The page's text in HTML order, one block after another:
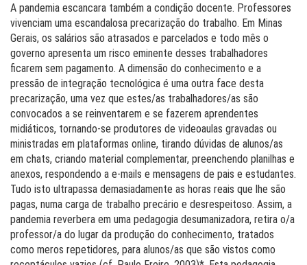
A pandemia escancara também a condição docente. Professores
vivenciam uma escandalosa precarização do trabalho. Em Minas
Gerais, os salários são atrasados e parcelados e todo mês o
governo apresenta um risco eminente desses trabalhadores
ficarem sem pagamento. A dimensão do conhecimento e a
pressão de integração tecnológica é uma outra face desta
precarização, uma vez que estes/as trabalhadores/as são
convocados a se reinventarem e se fazerem aprendentes
midiáticos, tornando-se produtores de videoaulas gravadas ou
ministradas em plataformas online, tirando dúvidas de alunos/as
em chats, criando material complementar, preenchendo planilhas e
anexos, respondendo a e-mails e mensagens de pais e estudantes.
Tudo isto ultrapassa demasiadamente as horas reais que lhe são
pagas, numa carga de trabalho precário e desrespeitoso. Assim, a
pandemia reverbera em uma pedagogia desumanizadora, retira o/a
professor/a do lugar da produção do conhecimento, tratados
como meros repetidores, para alunos/as que são vistos como